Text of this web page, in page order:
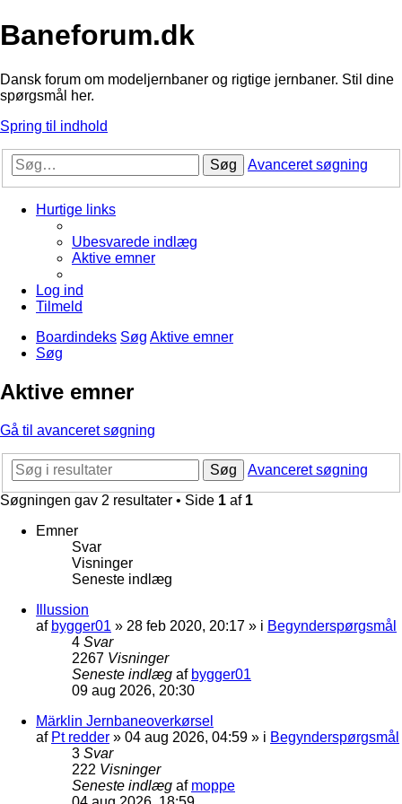
Baneforum.dk
Dansk forum om modeljernbaner og rigtige jernbaner. Stil dine
spørgsmål her.
Spring til indhold
Søg Avanceret søgning
Hurtige links
Ubesvarede indlæg
Aktive emner
Log ind
Tilmeld
Boardindeks Søg Aktive emner
Søg
Aktive emner
Gå til avanceret søgning
Søg
Avanceret søgning
Søgningen gav 2 resultater • Side 1 af 1
Emner
Svar
Visninger
Seneste indlæg
Illussion
af bygger01 » 28 feb 2020, 20:17 » i Begynderspørgsmål
4 Svar
2267 Visninger
Seneste indlæg af bygger01
09 aug 2026, 20:30
Märklin Jernbaneoverkørsel
af Pt redder » 04 aug 2026, 04:59 » i Begynderspørgsmål
3 Svar
222 Visninger
Seneste indlæg af moppe